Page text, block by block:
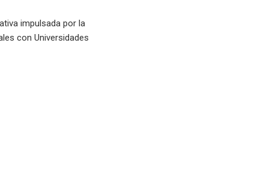
impulsada por la
con Universidades